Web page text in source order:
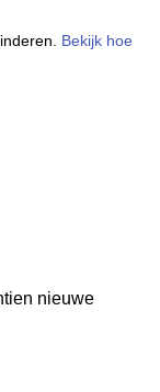
Bekijk hoe
nieuwe